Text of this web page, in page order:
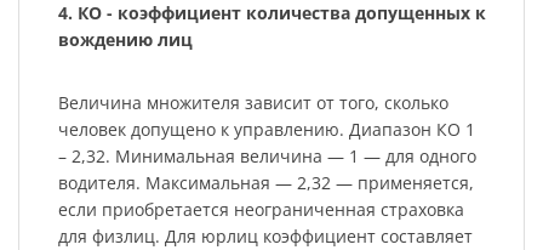
4. КО - коэффициент количества допущенных к
вождению лиц
Величина множителя зависит от того, сколько
человек допущено к управлению. Диапазон КО 1
– 2,32. Минимальная величина — 1 — для одного
водителя. Максимальная — 2,32 — применяется,
если приобретается неограниченная страховка
для физлиц. Для юрлиц коэффициент составляет